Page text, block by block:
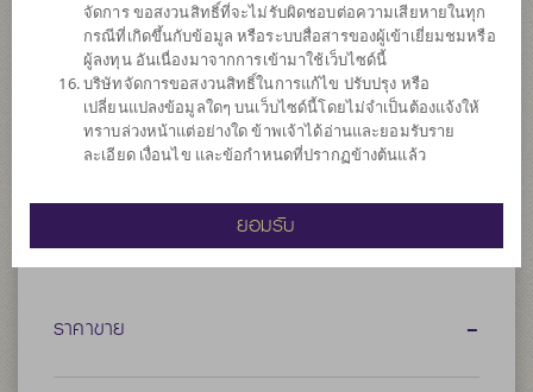
*คำเตือน: ผู้ลงทุนควรศึกษาข้อมูลเกี่ยวกับสิทธิประโยชน์ทางภาษีที่
ระบุไว้ในคู่มือการลงทุนด้วย*
ประเภทกองทุน กองทุนรวมเพื่อการออม
ประเภทกองทุนย่อย
วันที่จดทะเบียนกองทุน วันที่ 13 ก.พ. 2558
ราคาขาย -
จัดการ ขอสงวนสิทธิ์ที่จะไม่รับผิดชอบต่อความเสียหายในทุก
กรณีที่เกิดขึ้นกับข้อมูล หรือระบบสื่อสารของผู้เข้าเยี่ยมชมหรือ
ผู้ลงทุน อันเนื่องมาจากการเข้ามาใช้เว็บไซด์นี้
บริษัทจัดการขอสงวนสิทธิ์ในการแก้ไข ปรับปรุง หรือ
เปลี่ยนแปลงข้อมูลใดๆ บนเว็บไซด์นี้โดยไม่จำเป็นต้องแจ้งให้
ทราบล่วงหน้าแต่อย่างใด ข้าพเจ้าได้อ่านและยอมรับราย
ละเอียด เงื่อนไข และข้อกำหนดที่ปรากฏข้างต้นแล้ว
ยอมรับ